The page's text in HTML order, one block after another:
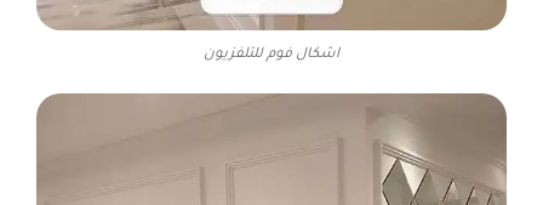
اشكال فوم للتلفزيون